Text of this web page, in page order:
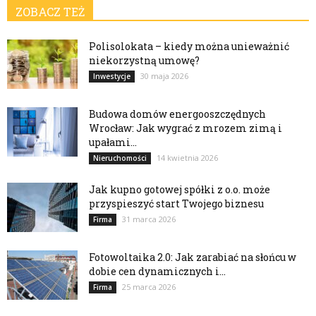
ZOBACZ TEŻ
Polisolokata – kiedy można unieważnić
niekorzystną umowę?
Inwestycje 30 maja 2026
Budowa domów energooszczędnych
Wrocław: Jak wygrać z mrozem zimą i
upałami...
Nieruchomości 14 kwietnia 2026
Jak kupno gotowej spółki z o.o. może
przyspieszyć start Twojego biznesu
Firma 31 marca 2026
Fotowoltaika 2.0: Jak zarabiać na słońcu w
dobie cen dynamicznych i...
Firma 25 marca 2026